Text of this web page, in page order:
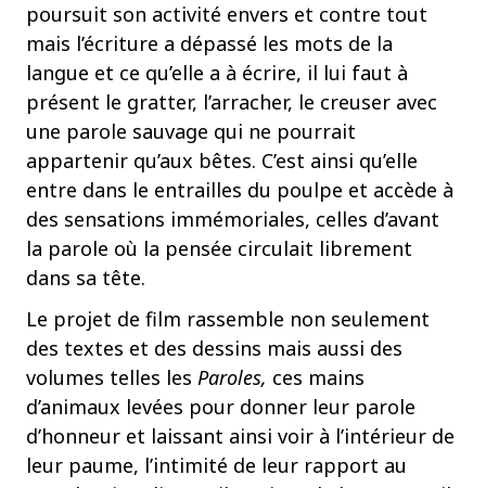
poursuit son activité envers et contre tout
mais l’écriture a dépassé les mots de la
langue et ce qu’elle a à écrire, il lui faut à
présent le gratter, l’arracher, le creuser avec
une parole sauvage qui ne pourrait
appartenir qu’aux bêtes. C’est ainsi qu’elle
entre dans le entrailles du poulpe et accède à
des sensations immémoriales, celles d’avant
la parole où la pensée circulait librement
dans sa tête.
Le projet de film rassemble non seulement
des textes et des dessins mais aussi des
volumes telles les Paroles, ces mains
d’animaux levées pour donner leur parole
d’honneur et laissant ainsi voir à l’intérieur de
leur paume, l’intimité de leur rapport au